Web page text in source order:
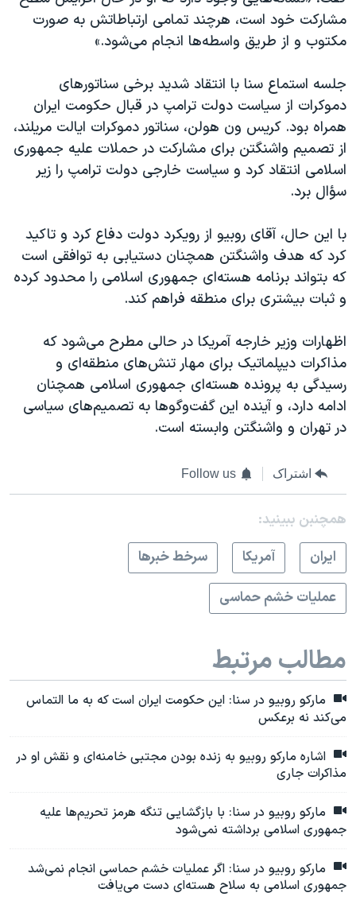
مشارکت خود است، هرچند تمامی ارتباطاتش به صورت
مکتوب و از طریق واسطه‌ها انجام می‌شود.»
جلسه استماع سنا با انتقاد شدید برخی سناتورهای
دموکرات از سیاست دولت ترامپ در قبال حکومت ایران
همراه بود. کریس ون هولن، سناتور دموکرات ایالت مریلند،
از تصمیم واشنگتن برای مشارکت در حملات علیه جمهوری
اسلامی انتقاد کرد و سیاست خارجی دولت ترامپ را زیر
سؤال برد.
با این حال، آقای روبیو از رویکرد دولت دفاع کرد و تاکید
کرد که هدف واشنگتن همچنان دستیابی به توافقی است
که بتواند برنامه هسته‌ای جمهوری اسلامی را محدود کرده
و ثبات بیشتری برای منطقه فراهم کند.
اظهارات وزیر خارجه آمریکا در حالی مطرح می‌شود که
مذاکرات دیپلماتیک برای مهار تنش‌های منطقه‌ای و
رسیدگی به پرونده هسته‌ای جمهوری اسلامی همچنان
ادامه دارد، و آینده این گفت‌وگوها به تصمیم‌های سیاسی
در تهران و واشنگتن وابسته است.
اشتراک Follow us
همچنبن ببینید:
ايران
آمريکا
سرخط خبرها
عملیات خشم حماسی
مطالب مرتبط
مارکو روبیو در سنا: این حکومت ایران است که به ما التماس
می‌کند نه برعکس
اشاره مارکو روبیو به زنده بودن مجتبی خامنه‌ای و نقش او در
مذاکرات جاری
مارکو روبیو در سنا: با بازگشایی تنگه هرمز تحریم‌ها علیه
جمهوری اسلامی برداشته نمی‌شود
مارکو روبیو در سنا: اگر عملیات خشم حماسی انجام نمی‌شد
جمهوری اسلامی به سلاح هسته‌ای دست می‌یافت